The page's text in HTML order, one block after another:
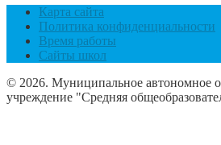
Карта сайта
Политика конфиденциальности
Время работы
Сайты школ
© 2026. Муниципальное автономное
учреждение "Средняя